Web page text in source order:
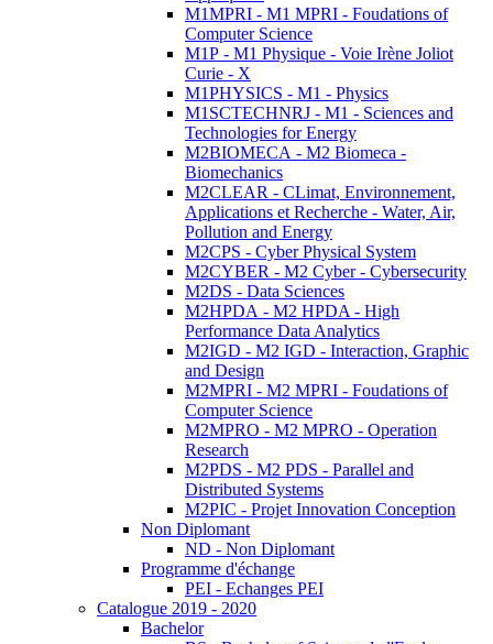
M1MPRI - M1 MPRI - Foudations of
Computer Science
M1P - M1 Physique - Voie Irène Joliot
Curie - X
M1PHYSICS - M1 - Physics
M1SCTECHNRJ - M1 - Sciences and
Technologies for Energy
M2BIOMECA - M2 Biomeca -
Biomechanics
M2CLEAR - CLimat, Environnement,
Applications et Recherche - Water, Air,
Pollution and Energy
M2CPS - Cyber Physical System
M2CYBER - M2 Cyber - Cybersecurity
M2DS - Data Sciences
M2HPDA - M2 HPDA - High
Performance Data Analytics
M2IGD - M2 IGD - Interaction, Graphic
and Design
M2MPRI - M2 MPRI - Foudations of
Computer Science
M2MPRO - M2 MPRO - Operation
Research
M2PDS - M2 PDS - Parallel and
Distributed Systems
M2PIC - Projet Innovation Conception
Non Diplomant
ND - Non Diplomant
Programme d'échange
PEI - Echanges PEI
Catalogue 2019 - 2020
Bachelor